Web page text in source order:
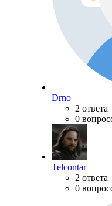
Drno
2 ответа
0
Telcontar
2 ответа
0